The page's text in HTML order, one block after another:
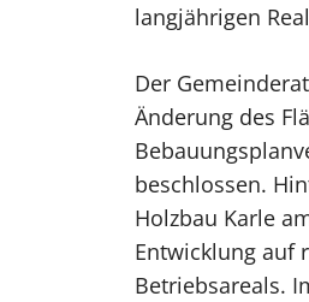
langjährigen
Der
Änderung des
beschlossen.
Holzbau Karle
Entwicklung auf
Betriebsareals.